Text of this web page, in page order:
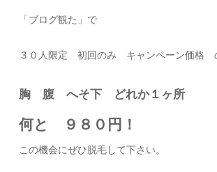
「ブログ観た」で
３０人限定 初回のみ キャンペーン価格
胸 腹 へそ下 どれか１ヶ所
何と ９８０円！
この機会にぜひ脱毛して下さい。